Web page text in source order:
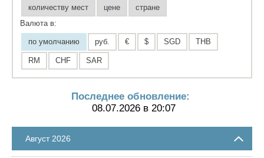
количеству мест цене
стране
Валюта в:
по умолчанию руб. € $ SGD THB
RM CHF SAR
Последнее обновление:
08.07.2026 в 20:07
Август 2026